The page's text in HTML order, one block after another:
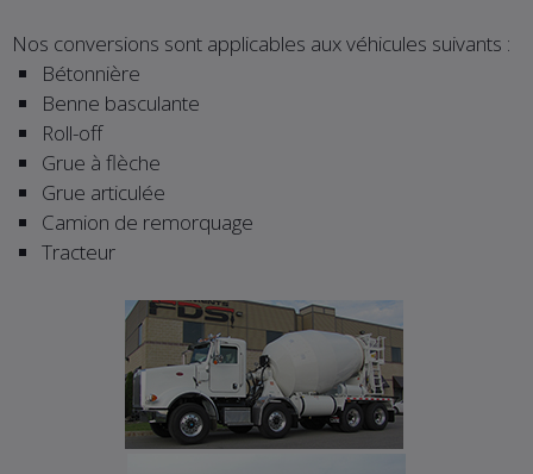
Nos conversions sont applicables aux véhicules suivants :
Bétonnière
Benne basculante
Roll-off
Grue à flèche
Grue articulée
Camion de remorquage
Tracteur